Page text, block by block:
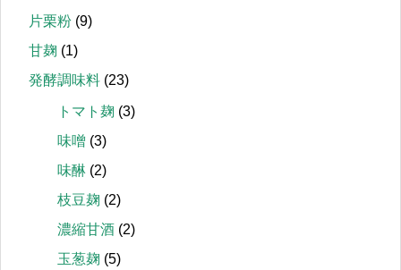
片栗粉 (9)
甘麹 (1)
発酵調味料 (23)
トマト麹 (3)
味噌 (3)
味醂 (2)
枝豆麹 (2)
濃縮甘酒 (2)
玉葱麹 (5)